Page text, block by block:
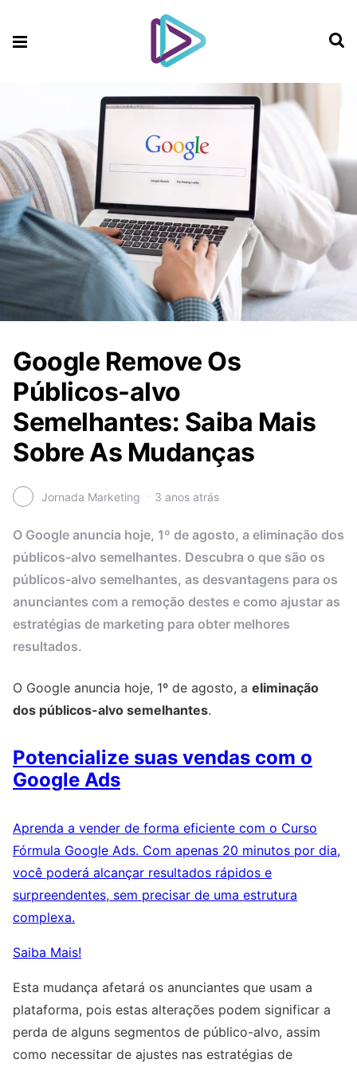
Google Remove Os
Públicos-alvo
Semelhantes: Saiba Mais
Sobre As Mudanças
Jornada Marketing 3 anos atrás
O Google anuncia hoje, 1º de agosto, a eliminação dos
públicos-alvo semelhantes. Descubra o que são os
públicos-alvo semelhantes, as desvantagens para os
anunciantes com a remoção destes e como ajustar as
estratégias de marketing para obter melhores
resultados.
O Google anuncia hoje, 1º de agosto, a eliminação
dos públicos-alvo semelhantes.
Potencialize suas vendas com o
Google Ads
Aprenda a vender de forma eficiente com o Curso
Fórmula Google Ads. Com apenas 20 minutos por dia,
você poderá alcançar resultados rápidos e
surpreendentes, sem precisar de uma estrutura
complexa.
Saiba Mais!
Esta mudança afetará os anunciantes que usam a
plataforma, pois estas alterações podem significar a
perda de alguns segmentos de público-alvo, assim
como necessitar de ajustes nas estratégias de